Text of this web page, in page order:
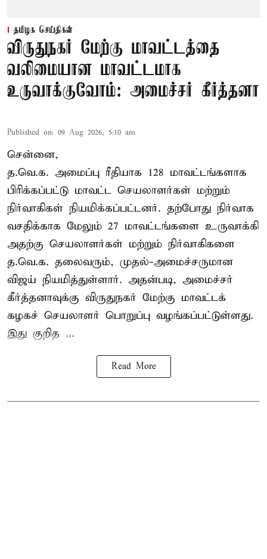
தமிழக செய்திகள்
விருதுநகர் மேற்கு மாவட்டத்தை
வலிமையான மாவட்டமாக
உருவாக்குவோம்: அமைச்சர் கீர்த்தனா
Published on: 09 Aug 2026, 5:10 am
சென்னை,
த.வெ.க. அமைப்பு ரீதியாக 128 மாவட்டங்களாக
பிரிக்கப்பட்டு மாவட்ட செயலாளர்கள் மற்றும்
நிர்வாகிகள் நியமிக்கப்பட்டனர். தற்போது நிர்வாக
வசதிக்காக மேலும் 27 மாவட்டங்களை உருவாக்கி
அதற்கு செயலாளர்கள் மற்றும் நிர்வாகிகளை
த.வெ.க. தலைவரும், முதல்-அமைச்சருமான
விஜய் நியமித்துள்ளார். அதன்படி, அமைச்சர்
கீர்த்தனாவுக்கு விருதுநகர் மேற்கு மாவட்டக்
கழகச் செயலாளர் பொறுப்பு வழங்கப்பட்டுள்ளது.
இது குறித ...
Read More